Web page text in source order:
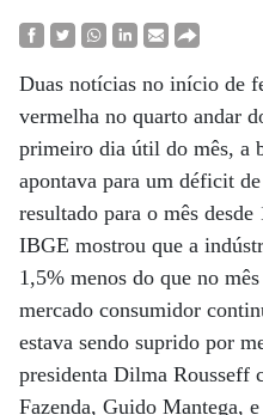
Duas notícias no início de
vermelha no quarto andar
primeiro dia útil do mês, a
apontava para um déficit
resultado para o mês
IBGE mostrou que a
1,5% menos do que no
mercado consumidor
estava sendo suprido por
presidenta Dilma Rousseff
Fazenda, Guido Mantega,